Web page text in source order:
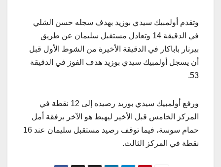
وتقدم أولمبيك سيدي بوزيد بهدف سجله حسن الشلي
في الدقيقة 14 وتعادل مستقبل سليمان عن طريق
بيرنار باباكار في الدقيقة الأخيرة من الشوط الأول قبل
أن يسجل أولمبيك سيدي بوزيد هدف الفوز في الدقيقة
53.
ورفع أولمبيك سيدي بوزيد رصيده إلى 12 نقطة في
المركز الخامس قبل الأخير ليهبط هو الآخر برفقة أمل
حمام سوسة، فيما توقف رصيد مستقبل سليمان عند 16
نقطة في المركز الثالث.